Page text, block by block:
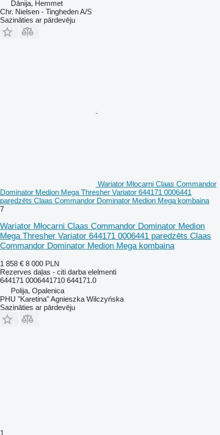
Dānija, Hemmet
Chr. Nielsen - Tingheden A/S
Sazināties ar pārdevēju
Wariator Młocarni Claas Commandor
Dominator Medion Mega Thresher Variator 644171 0006441
paredzēts Claas Commandor Dominator Medion Mega kombaina
7
Wariator Młocarni Claas Commandor Dominator Medion
Mega Thresher Variator 644171 0006441 paredzēts Claas
Commandor Dominator Medion Mega kombaina
1 858 € 8 000 PLN
Rezerves daļas - citi darba elelmenti
644171 0006441710 644171.0
Polija, Opalenica
PHU "Karetina" Agnieszka Wilczyńska
Sazināties ar pārdevēju
1